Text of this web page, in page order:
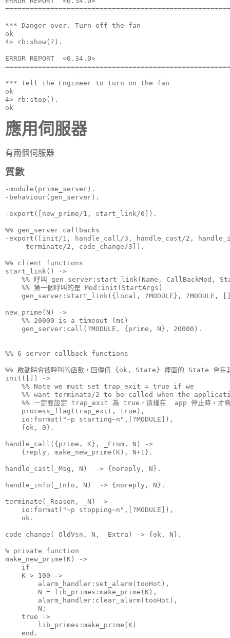
*** Danger over. Turn off the fan
ok
4> rb:show(7).
ERROR REPORT  <0.34.0>
*** Tell the Engineer to turn on the fan
ok
4> rb:stop().
ok
應用伺服器
有兩個伺服器
質數
-module(prime_server).
-behaviour(gen_server).
-export([new_prime/1, start_link/0]).
%% gen_server callbacks
-export([init/1, handle_call/3, handle_cast/2,
     terminate/2, code_change/3]).
%% client functions
start_link() ->
%% 呼叫 gen_server:start_link(Name, CallBackMod,
    %% 第一個呼叫的是 Mod:init(StartArgs)
gen_server:start_link({local, ?MODULE}, ?MODULE,
new_prime(N) ->
    %% 20000 is a timeout (ms)
    gen_server:call(?MODULE, {prime, N}, 20000).
%% 6 server callback functions
%% 啟動時會被呼叫的函數，回傳值 {ok, State} 裡面的 State 會在
init([]) ->
    %% Note we must set trap_exit = true if we
%% want terminate/2 to be called when the
%% 一定要設定 trap_exit 為 true，這樣在  app 停止時，才
    process_flag(trap_exit, true),
    io:format("~p starting~n",[?MODULE]),
    {ok, 0}.
handle_call({prime, K}, _From, N) ->
    {reply, make_new_prime(K), N+1}.
handle_cast(_Msg, N)  -> {noreply, N}.
handle_info(_Info, N)  -> {noreply, N}.
terminate(_Reason, _N) ->
    io:format("~p stopping~n",[?MODULE]),
    ok.
code_change(_OldVsn, N, _Extra) -> {ok, N}.
% private function
make_new_prime(K) ->
    if
    K > 100 ->
        alarm_handler:set_alarm(tooHot),
        N = lib_primes:make_prime(K),
        alarm_handler:clear_alarm(tooHot),
        N;
    true ->
        lib_primes:make_prime(K)
    end.